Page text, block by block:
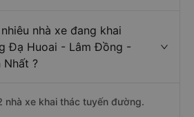
nhà xe đang khai
Đạ Huoai - Lâm Đồng -
Nhất ?
nhà xe khai thác tuyến đường.